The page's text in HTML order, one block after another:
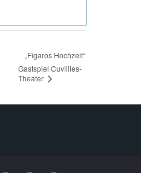
„Figaros Hochzeit“
Gastspiel Cuvillies-
Theater